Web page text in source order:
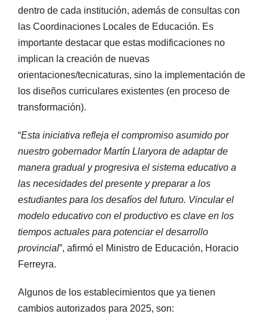
dentro de cada institución, además de consultas con
las Coordinaciones Locales de Educación. Es
importante destacar que estas modificaciones no
implican la creación de nuevas
orientaciones/tecnicaturas, sino la implementación de
los diseños curriculares existentes (en proceso de
transformación).
“Esta iniciativa refleja el compromiso asumido por
nuestro gobernador Martín Llaryora de adaptar de
manera gradual y progresiva el sistema educativo a
las necesidades del presente y preparar a los
estudiantes para los desafíos del futuro. Vincular el
modelo educativo con el productivo es clave en los
tiempos actuales para potenciar el desarrollo
provincial”, afirmó el Ministro de Educación, Horacio
Ferreyra.
Algunos de los establecimientos que ya tienen
cambios autorizados para 2025, son: